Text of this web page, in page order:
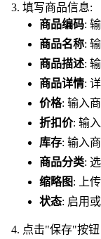
填写商品信息:
商品编码:
商品名称:
商品描述:
商品详情:
价格: 输入
折扣价: 输
库存: 输入
商品分类:
缩略图: 上
状态: 启用
点击"保存"按钮